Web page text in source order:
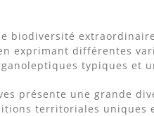
biodiversité
exprimant différentes
typiques et
présente une grande
territoriales uniques